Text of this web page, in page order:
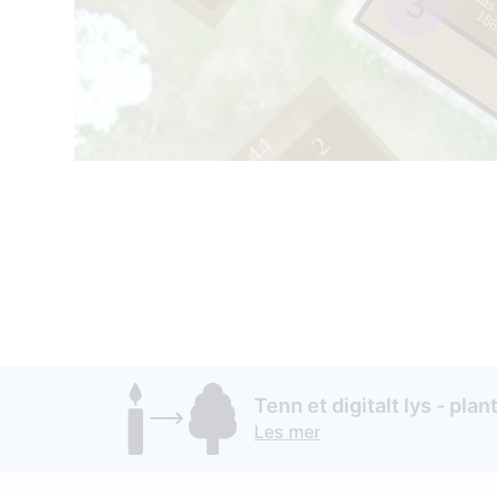
44 2
8
8
9
-
1
9
7
Tenn et digitalt lys -
Les mer